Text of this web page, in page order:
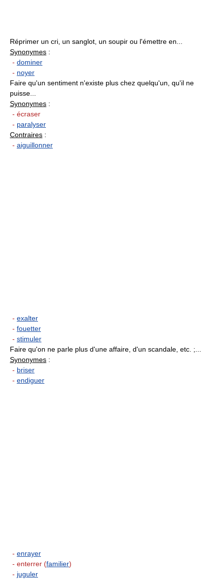
Réprimer un cri, un sanglot, un soupir ou l'émettre en...
Synonymes :
- dominer
- noyer
Faire qu'un sentiment n'existe plus chez quelqu'un, qu'il ne
puisse...
Synonymes :
- écraser
- paralyser
Contraires :
- aiguillonner
- exalter
- fouetter
- stimuler
Faire qu'on ne parle plus d'une affaire, d'un scandale, etc. ;...
Synonymes :
- briser
- endiguer
- enrayer
- enterrer (familier)
- juguler